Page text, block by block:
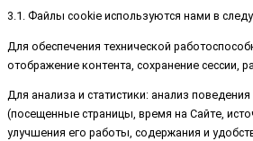
3.1. Файлы cookie используются нами в
Для обеспечения технической
отображение контента, сохранение сессии,
Для анализа и статистики: анализ
(посещенные страницы, время на Сайте,
улучшения его работы, содержания и